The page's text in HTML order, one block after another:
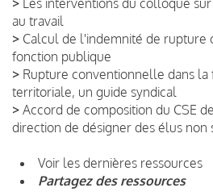
au travail
> Calcul de l'indemnité de rupture
fonction publique
> Rupture conventionnelle dans
territoriale, un guide syndical
> Accord de composition du CSE
direction de désigner des élus non
Voir les dernières ressources
Partagez des ressources